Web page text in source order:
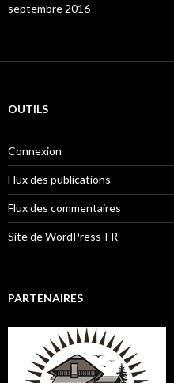
septembre 2016
OUTILS
Connexion
Flux des publications
Flux des commentaires
Site de WordPress-FR
PARTENAIRES